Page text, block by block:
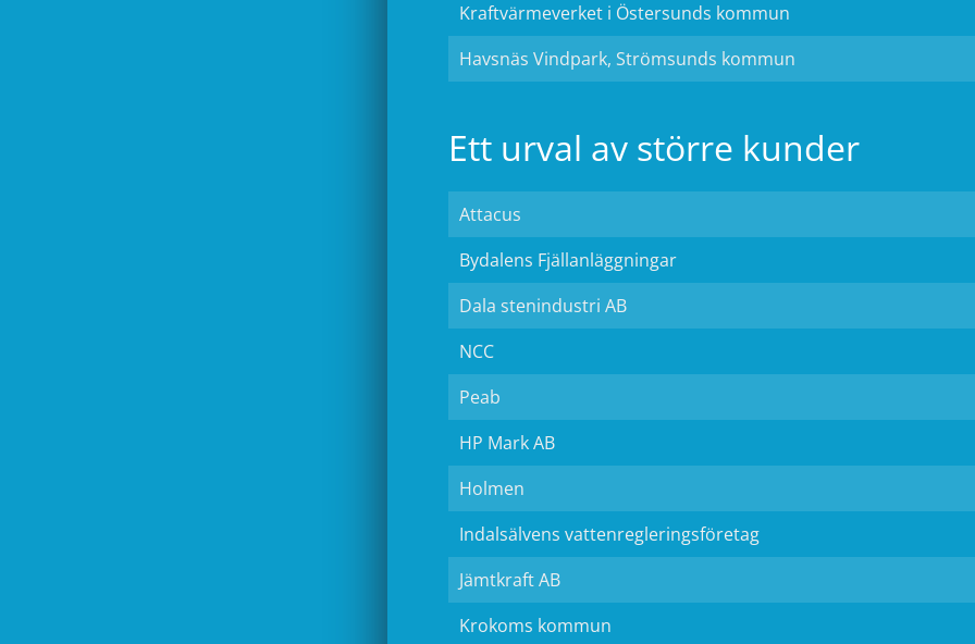
Kraftvärmeverket i Östersunds kommun
Havsnäs Vindpark, Strömsunds kommun
Ett urval av större kunder
Attacus
Bydalens Fjällanläggningar
Dala stenindustri AB
NCC
Peab
HP Mark AB
Holmen
Indalsälvens vattenregleringsföretag
Jämtkraft AB
Krokoms kommun